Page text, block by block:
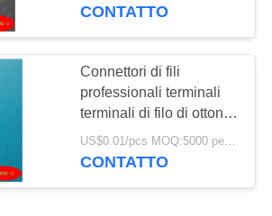
CONTATTO
Connettori di fili
professionali terminali
terminali di filo di ottone
resistenza alla
corrosione
US$0.01/pcs MOQ:5000 pezzi
CONTATTO